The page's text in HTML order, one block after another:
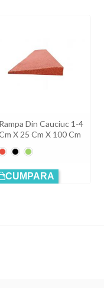
Din Cauciuc 1-4
X 25 Cm X 100 Cm
RoșuNegruVerde
CUMPARA